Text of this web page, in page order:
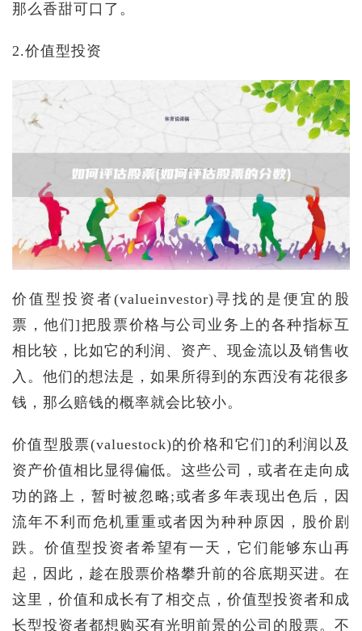
那么香甜可口了。
2.价值型投资
价值型投资者(valueinvestor)寻找的是便宜的股
票，他们]把股票价格与公司业务上的各种指标互
相比较，比如它的利润、资产、现金流以及销售收
入。他们的想法是，如果所得到的东西没有花很多
钱，那么赔钱的概率就会比较小。
价值型股票(valuestock)的价格和它们]的利润以及
资产价值相比显得偏低。这些公司，或者在走向成
功的路上，暂时被忽略;或者多年表现出色后，因
流年不利而危机重重或者因为种种原因，股价剧
跌。价值型投资者希望有一天，它们能够东山再
起，因此，趁在股票价格攀升前的谷底期买进。在
这里，价值和成长有了相交点，价值型投资者和成
长型投资者都想购买有光明前景的公司的股票。不